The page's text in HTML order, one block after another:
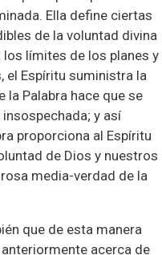
Ella define ciertas
de la voluntad divina
límites de los planes y
el Espíritu suministra la
la Palabra hace que se
insospechada; y así
proporciona al Espíritu
de Dios y nuestros
media-verdad de la
que de esta manera
acerca de